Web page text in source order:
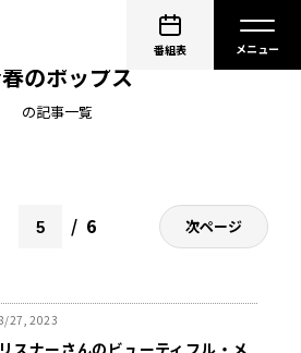
番組表
メロディーズ～よみがえる
のポップス
の記事一覧
6 次ページ
27, 2023
リスナーさんのビューティフル・メ